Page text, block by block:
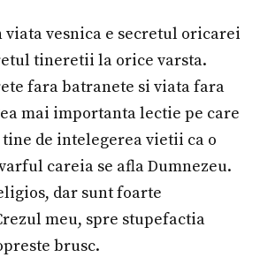
viata vesnica e secretul oricarei
tineretii la orice varsta.
fara batranete si viata fara
mai importanta lectie pe care
de intelegerea vietii ca o
careia se afla Dumnezeu.
dar sunt foarte
meu, spre stupefactia
brusc.